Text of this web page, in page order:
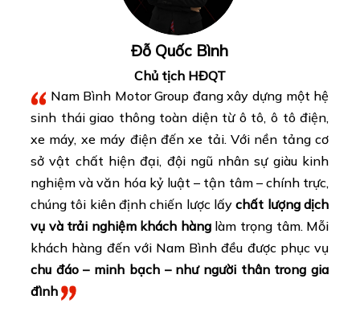
Đỗ Quốc Bình
Chủ tịch HĐQT
Nam Bình Motor Group đang xây dựng một hệ
sinh thái giao thông toàn diện từ ô tô, ô tô điện,
xe máy, xe máy điện đến xe tải. Với nền tảng cơ
sở vật chất hiện đại, đội ngũ nhân sự giàu kinh
nghiệm và văn hóa kỷ luật – tận tâm – chính trực,
chúng tôi kiên định chiến lược lấychất lượng dịch
vụ và trải nghiệm khách hànglàm trọng tâm. Mỗi
khách hàng đến với Nam Bình đều được phục vụ
chu đáo – minh bạch – như người thân trong gia
đình